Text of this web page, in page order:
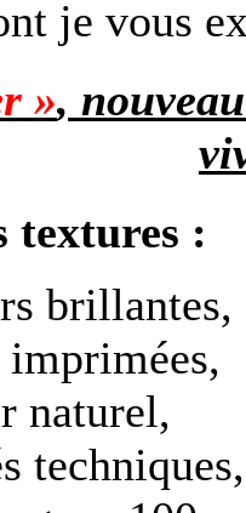
je vous
»,
textures :
imprimées,
naturel,